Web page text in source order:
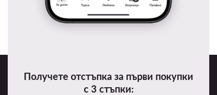
Получете отстъпка за първи покупки
с 3 стъпки: